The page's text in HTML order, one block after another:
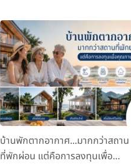
บ้านพักตากอากาศ...มากกว่าสถาน
ที่พักผ่อน แต่คือการลงทุนเพื่อ